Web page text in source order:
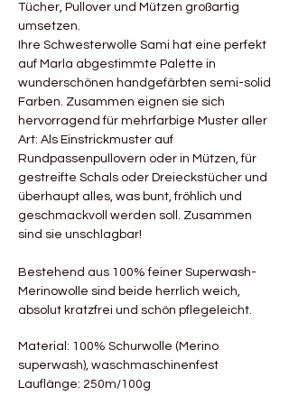
Tücher, Pullover und Mützen großartig
umsetzen.
Ihre Schwesterwolle Sami hat eine perfekt
auf Marla abgestimmte Palette in
wunderschönen handgefärbten semi-solid
Farben. Zusammen eignen sie sich
hervorragend für mehrfarbige Muster aller
Art: Als Einstrickmuster auf
Rundpassenpullovern oder in Mützen, für
gestreifte Schals oder Dreieckstücher und
überhaupt alles, was bunt, fröhlich und
geschmackvoll werden soll. Zusammen
sind sie unschlagbar!
Bestehend aus 100% feiner Superwash-
Merinowolle sind beide herrlich weich,
absolut kratzfrei und schön pflegeleicht.
Material: 100% Schurwolle (Merino
superwash), waschmaschinenfest
Lauflänge: 250m/100g